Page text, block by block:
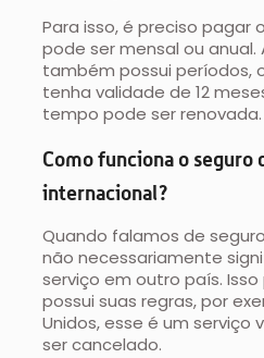
Para isso, é preciso pagar
pode ser mensal ou
também possui períodos,
tenha validade de 12
tempo pode ser renovada.
Como funciona o seguro
internacional?
Quando falamos de
não necessariamente
serviço em outro país.
possui suas regras, por
Unidos, esse é um serviço
ser cancelado.